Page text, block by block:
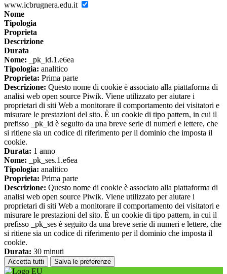
www.icbrugnera.edu.it
Nome
Tipologia
Proprieta
Descrizione
Durata
Nome: _pk_id.1.e6ea
Tipologia: analitico
Proprieta: Prima parte
Descrizione: Questo nome di cookie è associato alla piattaforma di
analisi web open source Piwik. Viene utilizzato per aiutare i
proprietari di siti Web a monitorare il comportamento dei visitatori e
misurare le prestazioni del sito. È un cookie di tipo pattern, in cui il
prefisso _pk_id è seguito da una breve serie di numeri e lettere, che
si ritiene sia un codice di riferimento per il dominio che imposta il
cookie.
Durata: 1 anno
Nome: _pk_ses.1.e6ea
Tipologia: analitico
Proprieta: Prima parte
Descrizione: Questo nome di cookie è associato alla piattaforma di
analisi web open source Piwik. Viene utilizzato per aiutare i
proprietari di siti Web a monitorare il comportamento dei visitatori e
misurare le prestazioni del sito. È un cookie di tipo pattern, in cui il
prefisso _pk_ses è seguito da una breve serie di numeri e lettere, che
si ritiene sia un codice di riferimento per il dominio che imposta il
cookie.
Durata: 30 minuti
Accetta tutti Salva le preferenze